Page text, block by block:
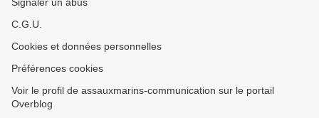
C.G.U.
Cookies et données personnelles
Préférences cookies
Voir le profil de assauxmarins-communication sur le portail
Overblog